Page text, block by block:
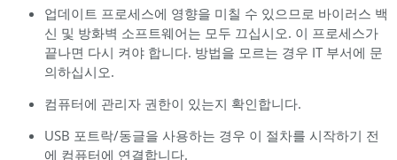
업
데
이
트
기
에:
업데이트 프로세스에 영향을 미칠 수 있으므로 바이러스 백
신 및 방화벽 소프트웨어는 모두 끄십시오. 이 프로세스가
끝나면 다시 켜야 합니다. 방법을 모르는 경우 IT 부서에 문
의하십시오.
컴퓨터에 관리자 권한이 있는지 확인합니다.
USB 포트락/동글을 사용하는 경우 이 절차를 시작하기 전
에 컴퓨터에 연결합니다.